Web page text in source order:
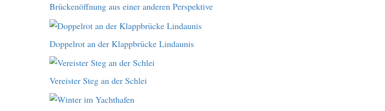
Brückenöffnung aus einer anderen Perspektive
Doppelrot an der Klappbrücke Lindaunis
Vereister Steg an der Schlei